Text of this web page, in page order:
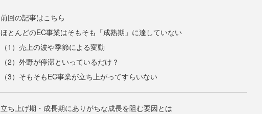
前回の記事はこちら
ほとんどのEC事業はそもそも「成熟期」に達していない
（1）売上の波や季節による変動
（2）外野が停滞といっているだけ？
（3）そもそもEC事業が立ち上がってすらいない
立ち上げ期・成長期にありがちな成長を阻む要因とは